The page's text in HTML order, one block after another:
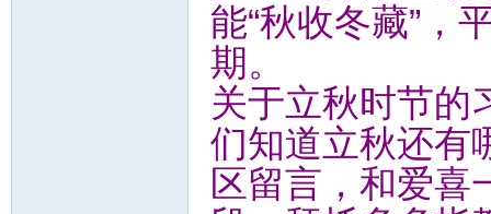
能“秋收冬藏”，
期。
关于立秋时节的
们知道立秋还有
区留言，和爱喜